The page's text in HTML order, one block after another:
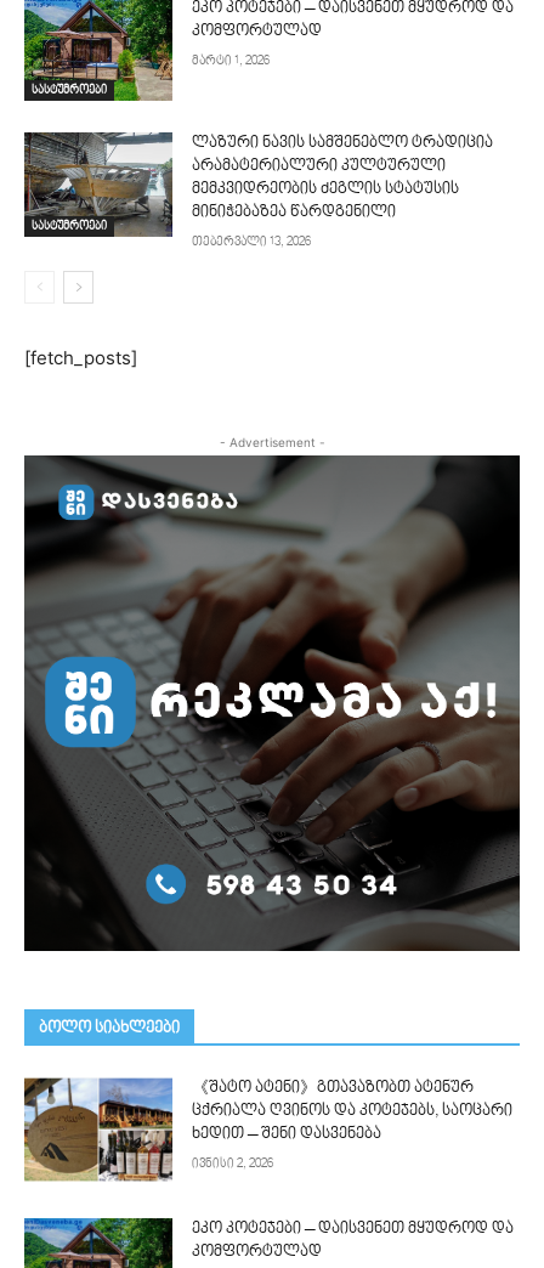
სასტუმროები
ეკო კოტეჯები – დაისვენეთ მყუდროდ და
კომფორტულად
მარტი 1, 2026
სასტუმროები
ლაზური ნავის სამშენებლო ტრადიცია
არამატერიალური კულტურული
მემკვიდრეობის ძეგლის სტატუსის
მინიჭებაზეა წარდგენილი
თებერვალი 13, 2026
[fetch_posts]
- Advertisement -
ᲑᲝᲚᲝ ᲡᲘᲐᲮᲚᲔᲔᲑᲘ
《შატო ატენი》გთავაზობთ ატენურ
ცქრიალა ღვინოს და კოტეჯებს, საოცარი
ხედით – შენი დასვენება
ივნისი 2, 2026
ეკო კოტეჯები – დაისვენეთ მყუდროდ და
კომფორტულად